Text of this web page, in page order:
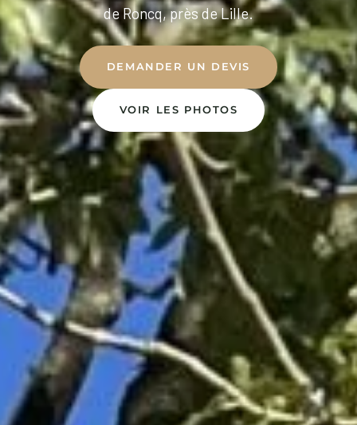
de Roncq, près de Lille.
DEMANDER UN DEVIS
VOIR LES PHOTOS